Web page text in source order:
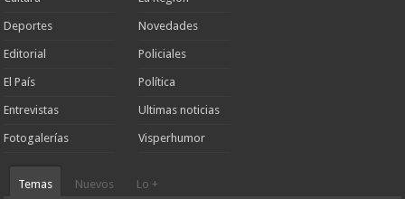
Deportes
Editorial
El País
Entrevistas
Fotogalerías
Novedades
Policiales
Política
Ultimas noticias
Visperhumor
Temas Nuevos Lo +